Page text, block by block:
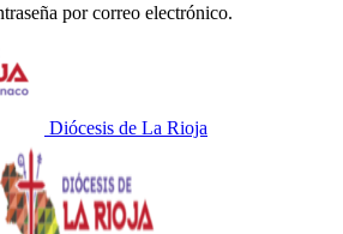
por correo electrónico.
Diócesis de La Rioja